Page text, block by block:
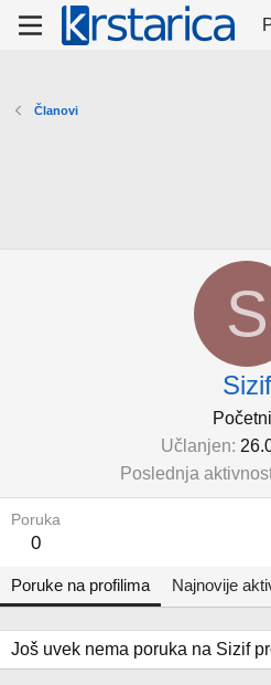
Članovi
S
Sizif
Učlanjen
Poslednja
Poruka
0
Poruke na profilima Najnovije
Još uvek nema poruka na Sizif